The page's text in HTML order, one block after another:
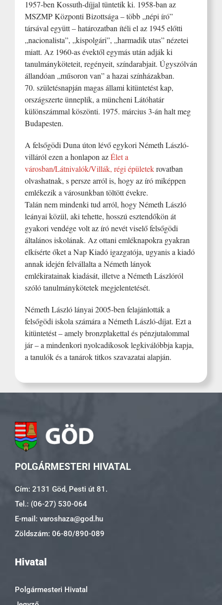
1957-ben Kossuth-díjjal tüntetik ki. 1958-ban az
MSZMP Központi Bizottsága – több „népi író”
társával együtt – határozatban ítéli el az 1945 előtti
„nacionalista”, „kispolgári”, „harmadik utas” nézetei
miatt. Az 1960-as évektől egymás után adják ki
tanulmányköteteit, regényeit, színdarabjait. Úgyszólván
állandóan „műsoron van” a hazai színházakban.
70. születésnapján magas állami kitüntetést kap,
országszerte ünneplik, a müncheni Látóhatár
különszámmal köszönti. 1975. március 3-án halt meg
Budapesten.
A felsőgödi Duna úton lévő egykori Németh László-
villáról ezen a honlapon azÉlet a
városban/Látnivalók/Villák, régi épületekrovatban
olvashatnak, s persze arról is, hogy az író miképpen
emlékezik a városunkban töltött évekre.
Talán nem mindenki tud arról, hogy Németh László
leányai közül, aki tehette, hosszú esztendőkön át
gyakori vendége volt az író nevét viselő felsőgödi
általános iskolának. Az ottani emléknapokra gyakran
elkísérte őket a Nap Kiadó igazgatója, ugyanis a kiadó
annak idején felvállalta a Németh lányok
emlékiratainak kiadását, illetve a Németh Lászlóról
szóló tanulmánykötetek megjelentetését.
Németh László lányai 2005-ben felajánlották a
felsőgödi iskola számára a Németh László-díjat. Ezt a
kitüntetést – amely bronzplakettal és pénzjutalommal
jár – a mindenkori nyolcadikosok legkiválóbbja kapja,
a tanulók és a tanárok titkos szavazatai alapján.
POLGÁRMESTERI HIVATAL
Cím: 2131 Göd, Pesti út 81.
Tel.: (06-27) 530-064
E-mail: varoshaza@god.hu
Zöldszám: 06-80/890-089
Hivatal
Polgármesteri Hivatal